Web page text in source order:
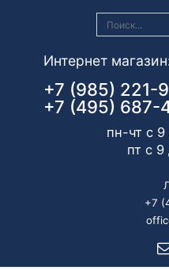
Интернет
+7 (985) 221-
+7 (495) 687-
пн-чт с 9
пт с 9
+7